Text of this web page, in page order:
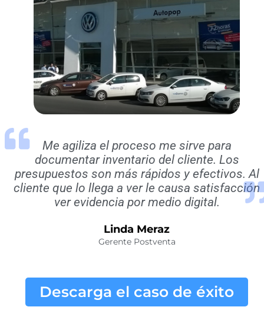
Me agiliza el proceso me sirve para
documentar inventario del cliente. Los
presupuestos son más rápidos y efectivos. Al
cliente que lo llega a ver le causa satisfacción
ver evidencia por medio digital.
Linda Meraz
Gerente Postventa
Descarga el caso de éxito